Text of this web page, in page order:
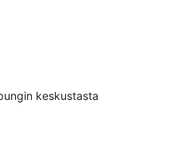
keskustasta